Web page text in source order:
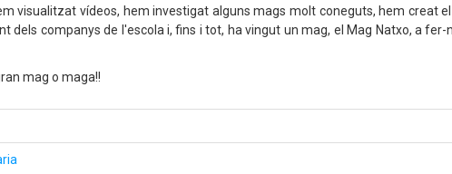
visualitzat vídeos, hem investigat alguns mags molt coneguts, hem creat
dels companys de l'escola i, fins i tot, ha vingut un mag, el Mag Natxo, a fer-
mag o maga!!